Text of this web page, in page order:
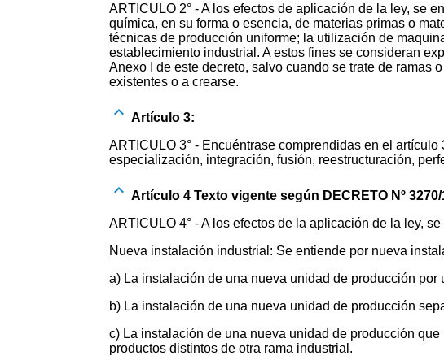
ARTICULO 2° - A los efectos de aplicación de la ley, se
química, en su forma o esencia, de materias primas o
técnicas de producción uniforme; la utilización de
establecimiento industrial. A estos fines se consideran
Anexo I de este decreto, salvo cuando se trate de ramas
existentes o a crearse.
Artículo 3:
ARTICULO 3° - Encuéntrase comprendidas en el
especialización, integración, fusión, reestructuración,
Artículo 4 Texto vigente según DECRETO Nº 3270/
ARTICULO 4° - A los efectos de la aplicación de la ley,
Nueva instalación industrial: Se entiende por nueva
a) La instalación de una nueva unidad de producción por
b) La instalación de una nueva unidad de producción
c) La instalación de una nueva unidad de producción
productos distintos de otra rama industrial.